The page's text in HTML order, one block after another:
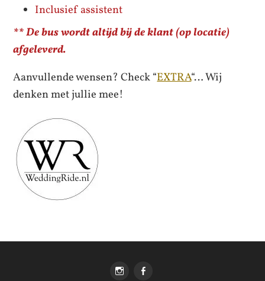
Inclusief assistent
** De bus wordt altijd bij de klant (op locatie)
afgeleverd.
Aanvullende wensen? Check “EXTRA“… Wij
denken met jullie mee!
InstagramFacebook